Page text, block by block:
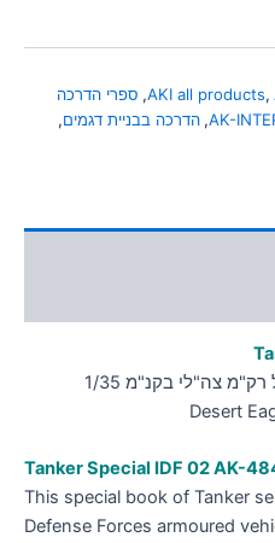
AKI all products,
, ספרי הדרכה
AK-
, הדרכה בבניית דגמים,
צה"לי בקנ"מ 1/35
Tanker Special IDF 02 AK-
This special book of Tanker
Defense Forces armoured